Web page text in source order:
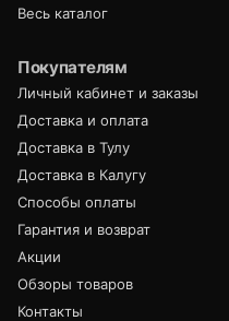
Весь каталог
Покупателям
Личный кабинет и заказы
Доставка и оплата
Доставка в Тулу
Доставка в Калугу
Способы оплаты
Гарантия и возврат
Акции
Обзоры товаров
Контакты